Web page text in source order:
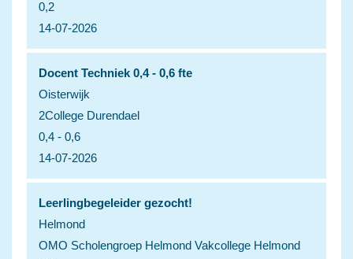
0,2
14-07-2026
Docent Techniek 0,4 - 0,6 fte
Oisterwijk
2College Durendael
0,4 - 0,6
14-07-2026
Leerlingbegeleider gezocht!
Helmond
OMO Scholengroep Helmond Vakcollege Helmond